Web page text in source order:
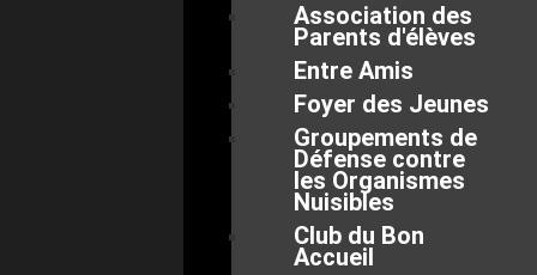
Association des
Parents d'élèves
Entre Amis
Foyer des Jeunes
Groupements de
Défense contre
les Organismes
Nuisibles
Club du Bon
Accueil